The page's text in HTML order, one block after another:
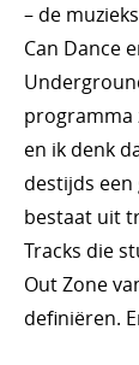
– de
Can Dance
programma
en ik denk
destijds
bestaat uit
Tracks die
Out Zone
definiëren.